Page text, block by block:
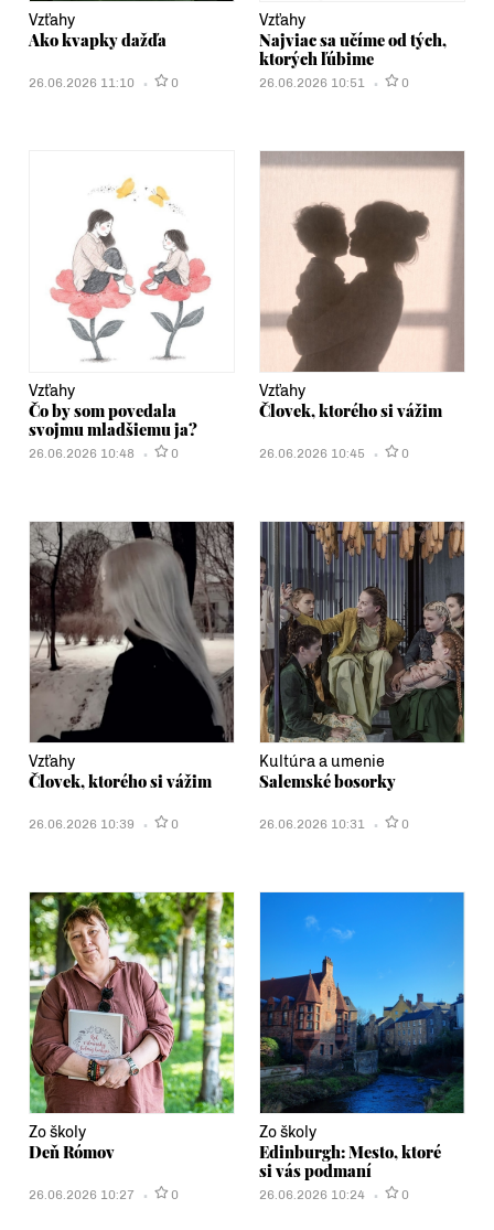
Vzťahy
Ako kvapky dažďa
26.06.2026 11:10 0
Vzťahy
Najviac sa učíme od tých,
ktorých ľúbime
26.06.2026 10:51 0
Vzťahy
Čo by som povedala
svojmu mladšiemu ja?
26.06.2026 10:48 0
Vzťahy
Človek, ktorého si vážim
26.06.2026 10:45 0
Vzťahy
Človek, ktorého si vážim
26.06.2026 10:39 0
Kultúra a umenie
Salemské bosorky
26.06.2026 10:31 0
Zo školy
Deň Rómov
26.06.2026 10:27 0
Zo školy
Edinburgh: Mesto, ktoré
si vás podmaní
26.06.2026 10:24 0